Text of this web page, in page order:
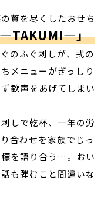
贅を尽くしたおせち
―TAKUMI―」
のふぐ刺しが、弐の
メニューがぎっしり
歓声をあげてしまい
しで乾杯、一年の労
合わせを家族でじっ
を語り合う…。おい
も弾むこと間違いな